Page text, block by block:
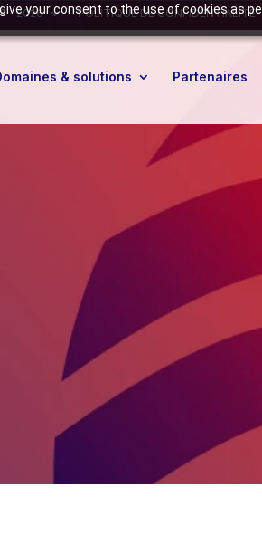
your consent to the use of cookies as
– 2026 POLITIQUE DE CONFIDENTIALITÉ
& solutions Partenaires